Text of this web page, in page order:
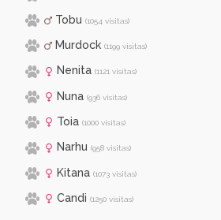
Tobu (1054 visitas)
Murdock (1199 visitas)
Nenita (1121 visitas)
Nuna (936 visitas)
Toia (1000 visitas)
Narhu (958 visitas)
Kitana (1073 visitas)
Candi (1250 visitas)